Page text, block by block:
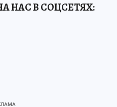
НАС В СОЦСЕТЯХ: